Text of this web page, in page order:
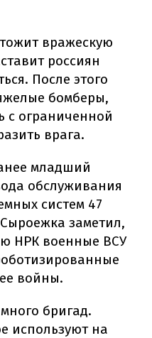
вражескую
россиян
После этого
бомберы,
с ограниченной
врага.
младший
обслуживания
систем 47
заметил,
НРК военные ВСУ
войны.
бригад.
используют на